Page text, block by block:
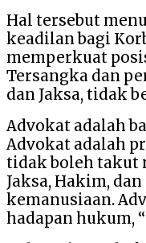
Hal tersebut
keadilan bagi
memperkuat
Tersangka dan
dan Jaksa, tidak
Advokat adalah
Advokat adalah
tidak boleh takut
Jaksa, Hakim,
kemanusiaan.
hadapan hukum,